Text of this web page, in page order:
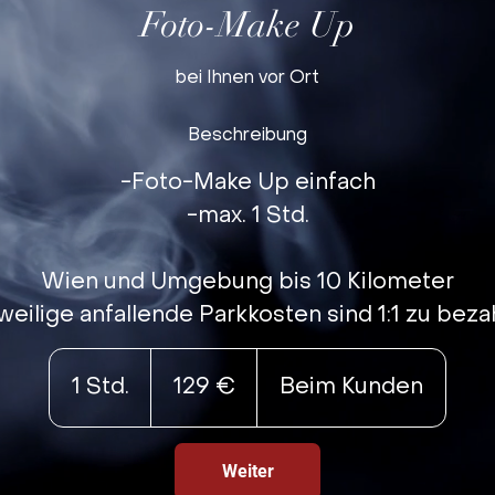
Foto-Make Up
bei Ihnen vor Ort
Beschreibung
-Foto-Make Up einfach
-max. 1 Std.
Wien und Umgebung bis 10 Kilometer
anfallende Parkkosten sind 1:1 zu
1 Std.
S
129 € Beim Kunden
Weiter